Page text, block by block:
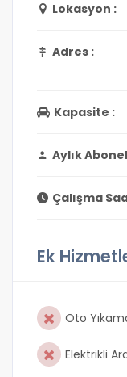
Lokasyon :
Adres :
Kapasite :
Aylık
Çalışma
Ek
Oto
Elektrikli